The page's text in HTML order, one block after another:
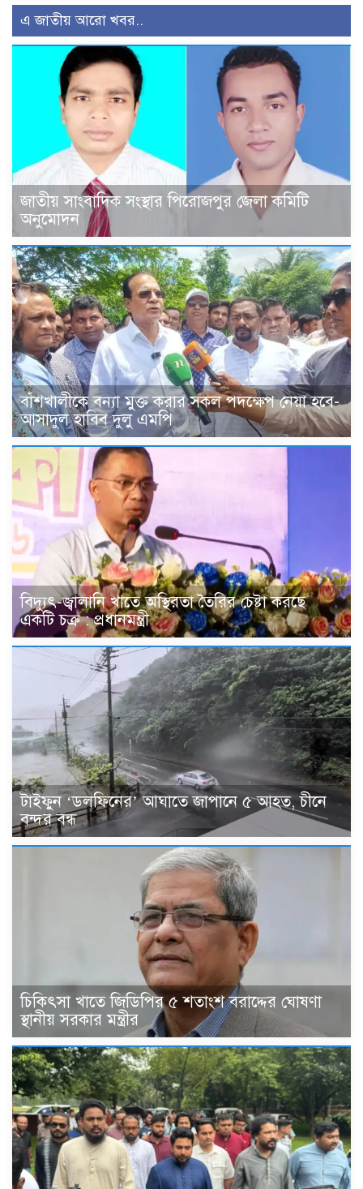
এ জাতীয় আরো খবর..
জাতীয় সাংবাদিক সংস্থার পিরোজপুর জেলা কমিটি
অনুমোদন
বাঁশখালীকে বন্যা মুক্ত করার সকল পদক্ষেপ নেয়া হবে-
আসাদুল হাবিব দুলু এমপি
বিদ্যুৎ-জ্বালানি খাতে অস্থিরতা তৈরির চেষ্টা করছে
একটি চক্র : প্রধানমন্ত্রী
টাইফুন ‘ডলফিনের’ আঘাতে জাপানে ৫ আহত, চীনে
বন্দর বন্ধ
চিকিৎসা খাতে জিডিপির ৫ শতাংশ বরাদ্দের ঘোষণা
স্থানীয় সরকার মন্ত্রীর